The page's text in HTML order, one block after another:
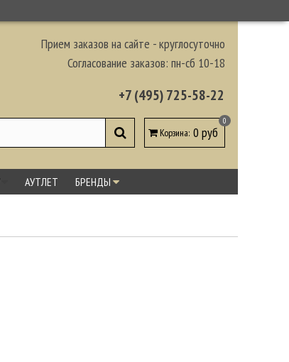
Прием заказов на сайте - круглосуточно
Согласование заказов: пн-сб 10-18
+7 (495) 725-58-22
Корзина:
0
0 руб
АУТЛЕТ БРЕНДЫ